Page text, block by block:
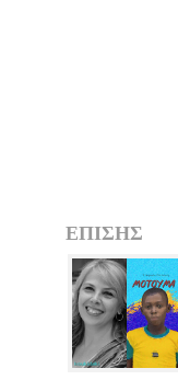
ΕΠΙΣΗΣ